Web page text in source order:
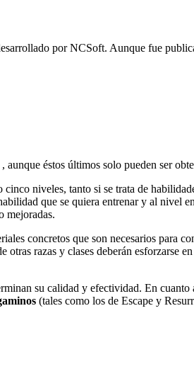
por NCSoft. Aunque fue
, aunque éstos últimos solo pueden ser
cinco niveles, tanto si se trata de
que se quiera entrenar y al nivel
mejoradas.
concretos que son necesarios para
otras razas y clases deberán esforzarse
su calidad y efectividad. En cuanto
(tales como los de Escape y